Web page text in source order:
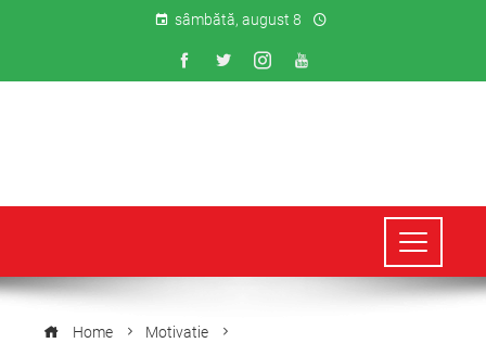
sâmbătă, august 8
Home
Motivatie